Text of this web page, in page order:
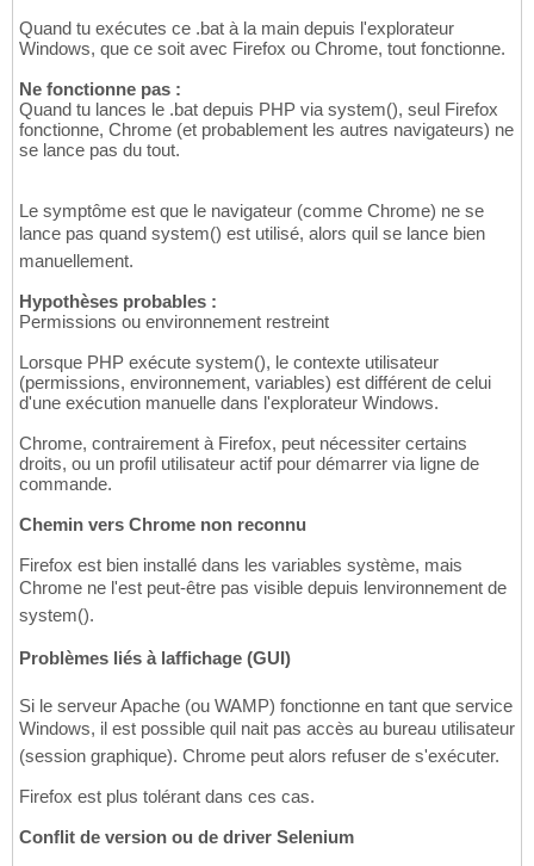
Quand tu exécutes ce .bat à la main depuis l'explorateur
Windows, que ce soit avec Firefox ou Chrome, tout fonctionne.
Ne fonctionne pas :
Quand tu lances le .bat depuis PHP via system(), seul Firefox
fonctionne, Chrome (et probablement les autres navigateurs) ne
se lance pas du tout.
Le symptôme est que le navigateur (comme Chrome) ne se
lance pas quand system() est utilisé, alors quil se lance bien
manuellement.
Hypothèses probables :
Permissions ou environnement restreint
Lorsque PHP exécute system(), le contexte utilisateur
(permissions, environnement, variables) est différent de celui
d'une exécution manuelle dans l'explorateur Windows.
Chrome, contrairement à Firefox, peut nécessiter certains
droits, ou un profil utilisateur actif pour démarrer via ligne de
commande.
Chemin vers Chrome non reconnu
Firefox est bien installé dans les variables système, mais
Chrome ne l'est peut-être pas visible depuis lenvironnement de
system().
Problèmes liés à laffichage (GUI)
Si le serveur Apache (ou WAMP) fonctionne en tant que service
Windows, il est possible quil nait pas accès au bureau utilisateur
(session graphique). Chrome peut alors refuser de s'exécuter.
Firefox est plus tolérant dans ces cas.
Conflit de version ou de driver Selenium